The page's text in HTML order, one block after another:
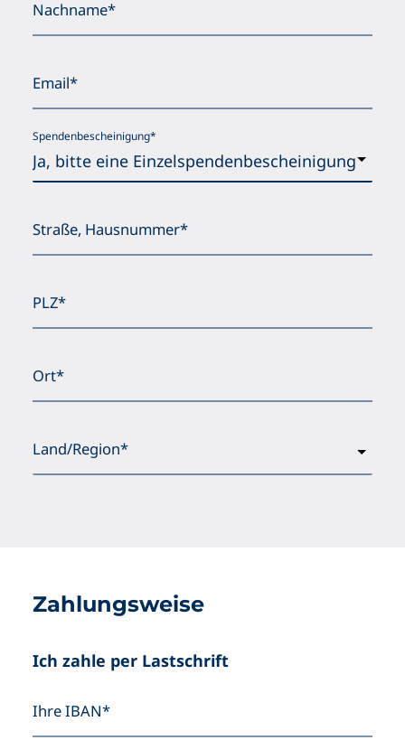
Nachname*
Email*
Spendenbescheinigung*
Straße, Hausnummer*
PLZ*
Ort*
Land/Region*
Zahlungsweise
Ich zahle per Lastschrift
Ihre IBAN*